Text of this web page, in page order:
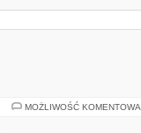
MOŻLIWOŚĆ